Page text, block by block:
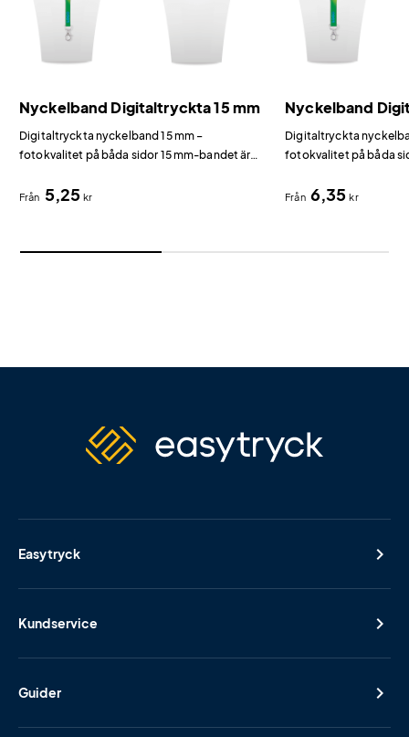
Nyckelband Digitaltryckta 15 mm
Digitaltryckta nyckelband 15 mm –
fotokvalitet på båda sidor 15 mm-bandet är
en elegant profil med fullfärgstryck.
Från 5,25kr
Nyckelband
Digitaltryckta
fotokvalitet på båda
synlighet och komfort
Från 6,35kr
Easytryck
Kundservice
Guider